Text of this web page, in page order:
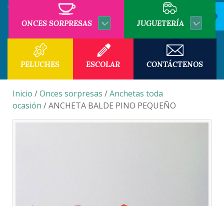
ONCES SORPRESAS JUGUETERÍA
PELUCHES ESCOLAR CONTÁCTENOS
Inicio /Onces sorpresas /Anchetas toda
ocasión / ANCHETA BALDE PINO PEQUEÑO